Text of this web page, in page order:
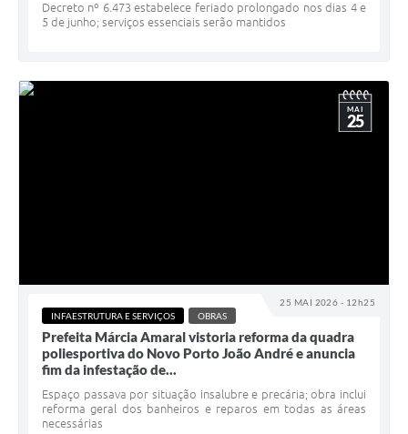
Decreto nº 6.473 estabelece feriado prolongado nos dias 4 e
5 de junho; serviços essenciais serão mantidos
25 MAI 2026 - 12h25
MAI
25
INFAESTRUTURA E SERVIÇOS OBRAS
Prefeita Márcia Amaral vistoria reforma da quadra
poliesportiva do Novo Porto João André e anuncia
fim da infestação de...
Espaço passava por situação insalubre e precária; obra inclui
reforma geral dos banheiros e reparos em todas as áreas
necessárias